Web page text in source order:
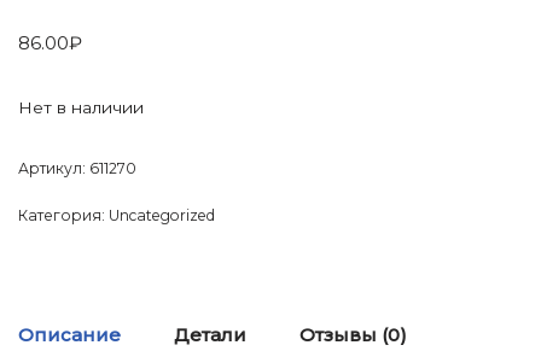
86.00₽
Нет в наличии
Артикул: 611270
Категория: Uncategorized
Описание Детали Отзывы (0)